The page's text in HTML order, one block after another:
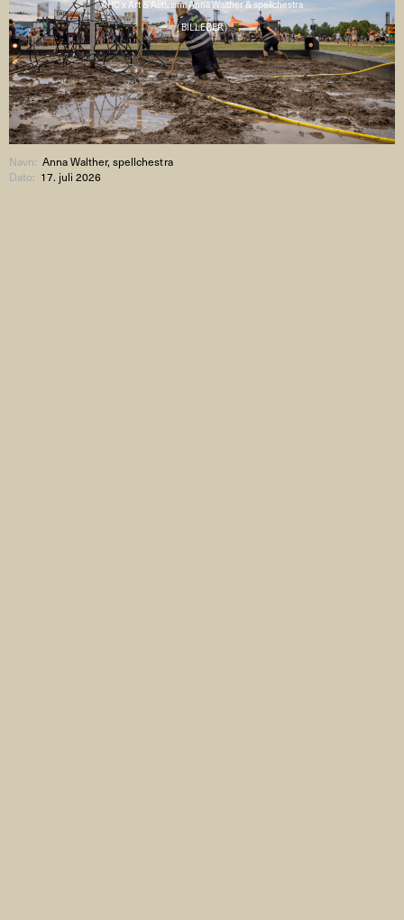
AHC x Art & Activism: Anna Walther & spellchestra
( BILLEDER )
Navn:Anna Walther, spellchestra
Dato: 17. juli 2026